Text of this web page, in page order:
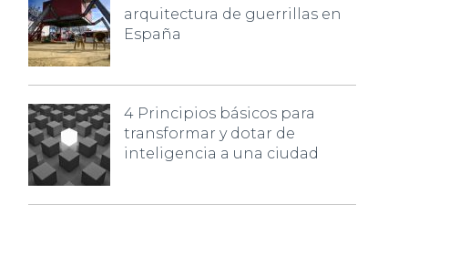
arquitectura de guerrillas en
España
4 Principios básicos para
transformar y dotar de
inteligencia a una ciudad